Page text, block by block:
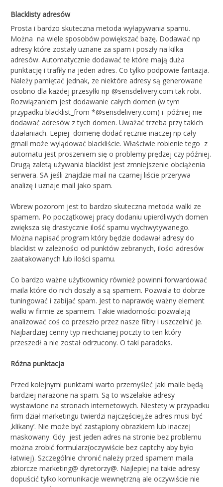
Blacklisty adresów
Prosta i bardzo skuteczna metoda wyłapywania spamu.
Można na wiele sposobów powiększać bazę. Dodawać np
adresy które zostały uznane za spam i poszły na kilka
adresów. Automatycznie dodawać te które mają duża
punktację i trafiły na jeden adres. Co tylko podpowie fantazja.
Należy pamiętać jednak, ze niektóre adresy są generowane
osobno dla każdej przesyłki np @sensdelivery.com tak robi.
Rozwiązaniem jest dodawanie całych domen (w tym
przypadku blacklist_from *@sensdelivery.com) i później nie
dodawać adresów z tych domen. Uważać trzeba przy takich
działaniach. Lepiej domenę dodać ręcznie inaczej np cały
gmail może wylądować blackliście. Właściwie robienie tego z
automatu jest proszeniem się o problemy prędzej czy później.
Drugą zaletą używania blacklist jest zmniejszenie obciążenia
serwera. SA jeśli znajdzie mail na czarnej liście przerywa
analizę i uznaje mail jako spam.
Wbrew pozorom jest to bardzo skuteczna metoda walki ze
spamem. Po początkowej pracy dodaniu upierdliwych domen
zwiększa się drastycznie ilość spamu wychwytywanego.
Można napisać program który będzie dodawał adresy do
blacklist w zależności od punktów zebranych, ilości adresów
zaatakowanych lub ilości spamu.
Co bardzo ważne użytkownicy również powinni forwardować
maila które do nich doszły a są spamem. Pozwala to dobrze
tuningować i zabijać spam. Jest to naprawdę ważny element
walki w firmie ze spamem. Takie wiadomości pozwalają
analizować coś co przeszło przez nasze filtry i uszczelnić je.
Najbardziej cenny typ niechcianej poczty to ten który
przeszedł a nie został odrzucony. O taki paradoks.
Różna punktacja
Przed kolejnymi punktami warto przemyśleć jaki maile będą
bardziej narażone na spam. Są to wszelakie adresy
wystawione na stronach internetowych. Niestety w przypadku
firm dział marketingu twierdzi najczęściej,że adres musi być
‚klikany’. Nie może być zastąpiony obrazkiem lub inaczej
maskowany. Gdy jest jeden adres na stronie bez problemu
można zrobić formularz(oczywiście bez captchy aby było
łatwiej). Szczególnie chronić należy przed spamem maila
zbiorcze marketing@ dyretorzy@. Najlepiej na takie adresy
dopuścić tylko komunikacje wewnętrzną ale oczywiście nie